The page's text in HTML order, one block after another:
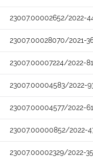
23007.00002652/2022-
23007.00028070/2021-
23007.00007224/2022-81
23007.00004583/2022-
23007.00004577/2022-61
23007.00000852/2022-
23007.00002329/2022-35